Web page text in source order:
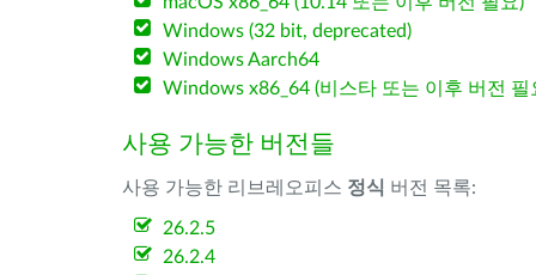
Windows (32 bit, deprecated)
Windows Aarch64
Windows x86_64 (비스타 또는 이후 버전 필
사용 가능한 버전들
사용 가능한 리브레오피스 정식 버전 목록:
26.2.5
26.2.4